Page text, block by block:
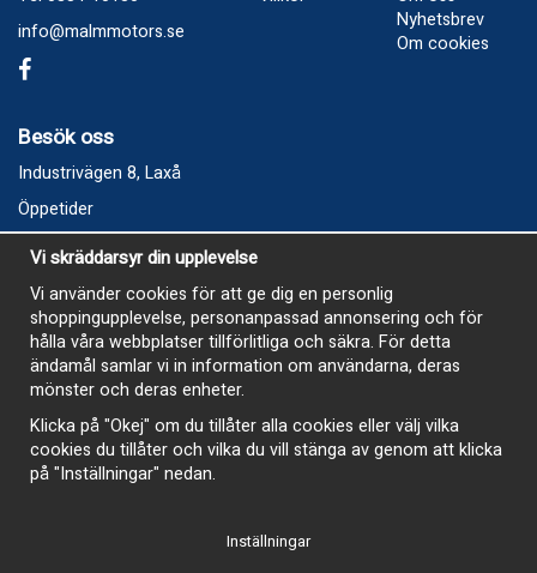
info@malmmotors.se
Nyhetsbrev
Om cookies
Besök oss
Industrivägen 8, Laxå
Öppetider
Vecka 32
Måndag kl 9-12, kl 13 - 15
Onsdag kl 9-12, kl 13 - 15
Tisdag, Tordag och Fredag stängt
E-Handelsbutiken är öppen och paket skickas hela
sommaren
Vi skräddarsyr din upplevelse
Vi använder cookies för att ge dig en personlig
shoppingupplevelse, personanpassad annonsering och för
hålla våra webbplatser tillförlitliga och säkra. För detta
ändamål samlar vi in information om användarna, deras
mönster och deras enheter.
Klicka på "Okej" om du tillåter alla cookies eller välj vilka
cookies du tillåter och vilka du vill stänga av genom att klicka
på "Inställningar" nedan.
Inställningar